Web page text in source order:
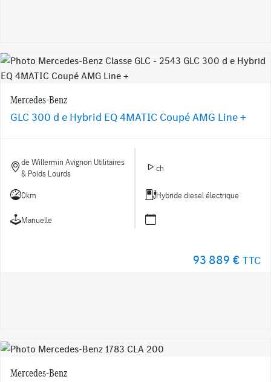
Mercedes-Benz
GLC 300 d e Hybrid EQ 4MATIC Coupé AMG Line +
de Willermin Avignon Utilitaires
& Poids Lourds
ch
0km Hybride diesel électrique
Manuelle
93 889 € TTC
Mercedes-Benz